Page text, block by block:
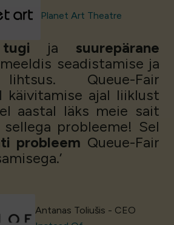
Planet Art Theatre
jasuurepärane
seadistamise ja
Queue-Fair
käivitamise ajal liiklust
aastal läks meie sait
probleeme! Sel
probleem Queue-Fair
Antanas Toliušis - CEO